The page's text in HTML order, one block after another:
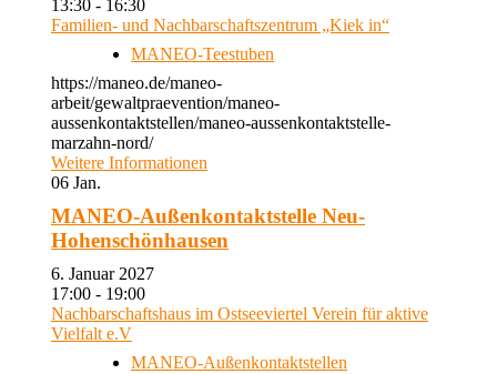
13:30 - 16:30
Familien- und Nachbarschaftszentrum „Kiek in“
MANEO-Teestuben
https://maneo.de/maneo-
arbeit/gewaltpraevention/maneo-
aussenkontaktstellen/maneo-aussenkontaktstelle-
marzahn-nord/
Weitere Informationen
06 Jan.
MANEO-Außenkontaktstelle Neu-
Hohenschönhausen
6. Januar 2027
17:00 - 19:00
Nachbarschaftshaus im Ostseeviertel Verein für aktive
Vielfalt e.V
MANEO-Außenkontaktstellen